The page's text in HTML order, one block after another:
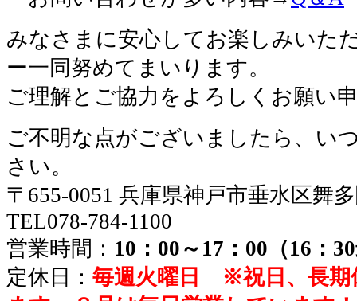
みなさまに安心してお楽しみいた
ー一同努めてまいります。
ご理解とご協力をよろしくお願い
ご不明な点がございましたら、い
さい。
〒655-0051 兵庫県神戸市垂水区舞
TEL078-784-1100
営業時間： 10：00～17：00（16：
定休日： 毎週火曜日 ※祝日、長期